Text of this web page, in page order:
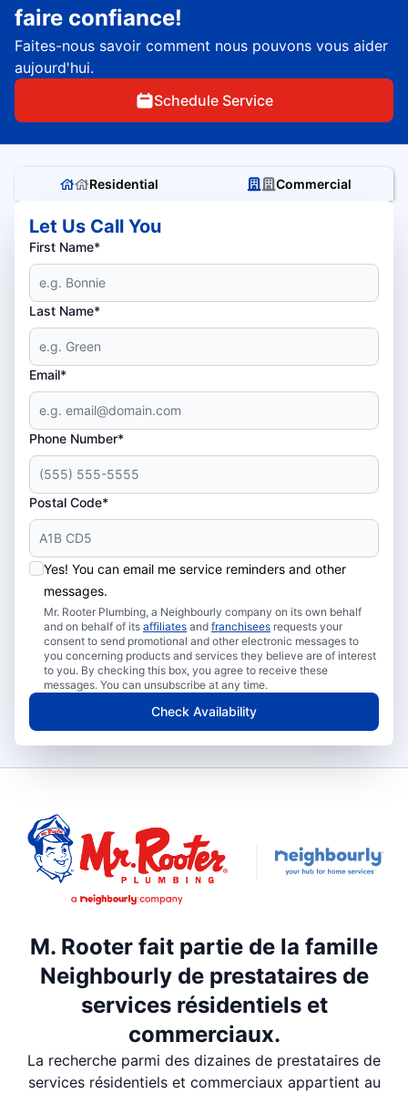
faire confiance!
Faites-nous savoir comment nous pouvons vous aider
aujourd'hui.
Schedule Service
Residential Commercial
Let Us Call You
First Name*
Last Name*
Email*
Phone Number*
Postal Code*
Yes! You can email me service reminders and other
messages.
Mr. Rooter Plumbing, a Neighbourly company on its own behalf
and on behalf of its affiliates and franchisees requests your
consent to send promotional and other electronic messages to
you concerning products and services they believe are of interest
to you. By checking this box, you agree to receive these
messages. You can unsubscribe at any time.
Check Availability
M. Rooter fait partie de la famille
Neighbourly de prestataires de
services résidentiels et
commerciaux.
La recherche parmi des dizaines de prestataires de
services résidentiels et commerciaux appartient au